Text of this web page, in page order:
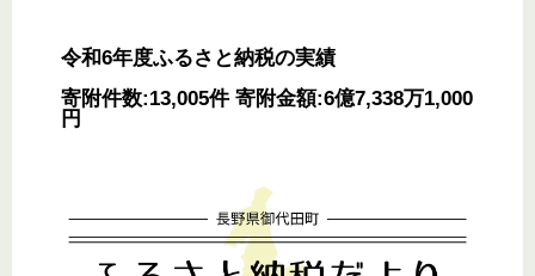
令和6年度ふるさと納税の実績
寄附件数:13,005件 寄附金額:6億7,338万1,000
円